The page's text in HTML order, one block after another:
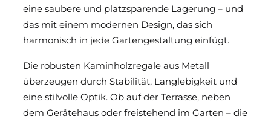
eine saubere und platzsparende Lagerung – und
das mit einem modernen Design, das sich
harmonisch in jede Gartengestaltung einfügt.
Die robusten Kaminholzregale aus Metall
überzeugen durch Stabilität, Langlebigkeit und
eine stilvolle Optik. Ob auf der Terrasse, neben
dem Gerätehaus oder freistehend im Garten – die